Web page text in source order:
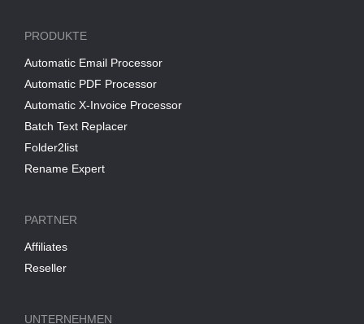
PRODUKTE
Automatic Email Processor
Automatic PDF Processor
Automatic X-Invoice Processor
Batch Text Replacer
Folder2list
Rename Expert
PARTNER
Affiliates
Reseller
UNTERNEHMEN